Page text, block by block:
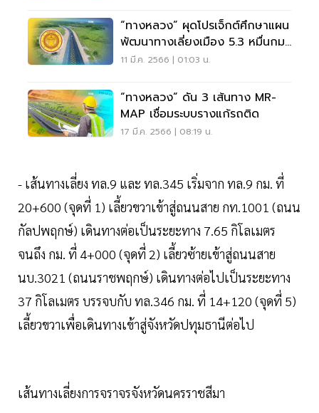
“ทางหลวง” ผุดโปรเจ็กต์ศึกษาแผน
พัฒนาทางเลี่ยงเมือง 5.3 หมื่นกม.
แก้รถติด
11 มี.ค. 2566 | 01:03 น.
“ทางหลวง” ดัน 3 เส้นทาง MR-
MAP เชื่อมระบบรางแก้รถติด
17 มี.ค. 2566 | 08:19 น.
- เส้นทางเลี่ยง ทล.9 และ ทล.345 เริ่มจาก ทล.9 กม. ที่
20+600 (จุดที่ 1) เลี้ยวขวาเข้าสู่ถนนสาย กท.1001 (ถนน
กัลปพฤกษ์) เดินทางต่อเป็นระยะทาง 7.65 กิโลเมตร
จนถึง กม. ที่ 4+000 (จุดที่ 2) เลี้ยวซ้ายเข้าสู่ถนนสาย
นบ.3021 (ถนนราชพฤกษ์) เดินทางต่อไปเป็นระยะทาง
37 กิโลเมตร บรรจบกับ ทล.346 กม. ที่ 14+120 (จุดที่ 5)
เลี้ยวขวาเพื่อเดินทางเข้าสู่จังหวัดปทุมธานีต่อไป
เส้นทางเลี่ยงการจราจรจังหวัดนครราชสีมา